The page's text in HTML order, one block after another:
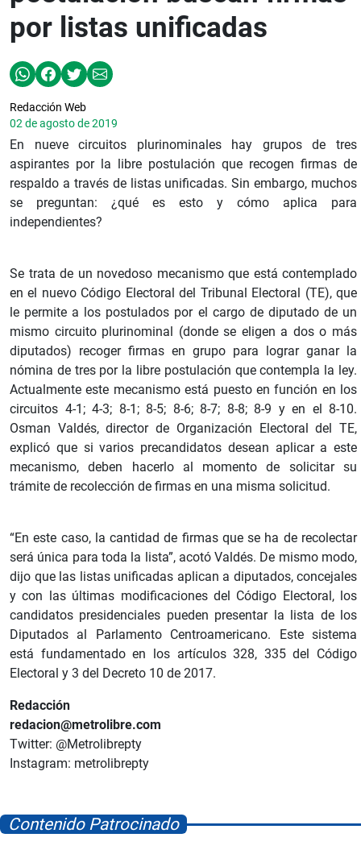
por listas unificadas
Redacción Web
02 de agosto de 2019
En nueve circuitos plurinominales hay grupos de tres
aspirantes por la libre postulación que recogen firmas de
respaldo a través de listas unificadas. Sin embargo, muchos
se preguntan: ¿qué es esto y cómo aplica para
independientes?
Se trata de un novedoso mecanismo que está contemplado
en el nuevo Código Electoral del Tribunal Electoral (TE), que
le permite a los postulados por el cargo de diputado de un
mismo circuito plurinominal (donde se eligen a dos o más
diputados) recoger firmas en grupo para lograr ganar la
nómina de tres por la libre postulación que contempla la ley.
Actualmente este mecanismo está puesto en función en los
circuitos 4-1; 4-3; 8-1; 8-5; 8-6; 8-7; 8-8; 8-9 y en el 8-10.
Osman Valdés, director de Organización Electoral del TE,
explicó que si varios precandidatos desean aplicar a este
mecanismo, deben hacerlo al momento de solicitar su
trámite de recolección de firmas en una misma solicitud.
“En este caso, la cantidad de firmas que se ha de recolectar
será única para toda la lista”, acotó Valdés. De mismo modo,
dijo que las listas unificadas aplican a diputados, concejales
y con las últimas modificaciones del Código Electoral, los
candidatos presidenciales pueden presentar la lista de los
Diputados al Parlamento Centroamericano. Este sistema
está fundamentado en los artículos 328, 335 del Código
Electoral y 3 del Decreto 10 de 2017.
Redacción
redacion@metrolibre.com
Twitter: @Metrolibrepty
Instagram: metrolibrepty
Contenido Patrocinado